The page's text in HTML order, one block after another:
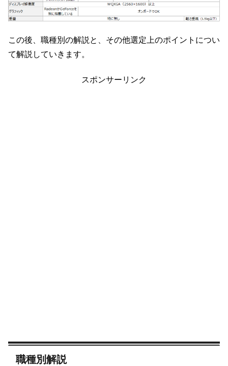
この後、職種別の解説と、その他選定上のポイントについ
て解説していきます。
スポンサーリンク
職種別解説